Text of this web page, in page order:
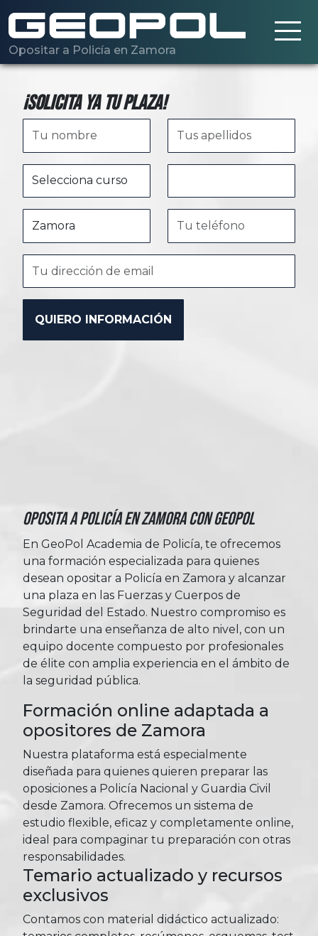
Opositar a Policía en Zamora
¡Solicita ya tu plaza!
Oposita a Policía en Zamora con Geopol
En GeoPol Academia de Policía, te ofrecemos
una formación especializada para quienes
desean opositar a Policía en Zamora y alcanzar
una plaza en las Fuerzas y Cuerpos de
Seguridad del Estado. Nuestro compromiso es
brindarte una enseñanza de alto nivel, con un
equipo docente compuesto por profesionales
de élite con amplia experiencia en el ámbito de
la seguridad pública.
Formación online adaptada a
opositores de Zamora
Nuestra plataforma está especialmente
diseñada para quienes quieren preparar las
oposiciones a Policía Nacional y Guardia Civil
desde Zamora. Ofrecemos un sistema de
estudio flexible, eficaz y completamente online,
ideal para compaginar tu preparación con otras
responsabilidades.
Temario actualizado y recursos
exclusivos
Contamos con material didáctico actualizado: